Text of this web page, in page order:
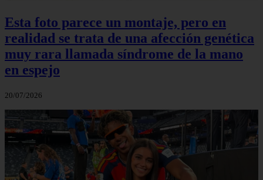
Esta foto parece un montaje, pero en
realidad se trata de una afección genética
muy rara llamada síndrome de la mano
en espejo
20/07/2026